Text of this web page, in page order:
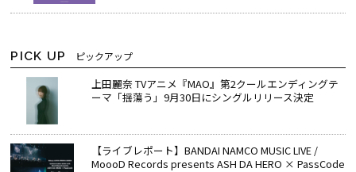
PICK UP ピックアップ
上田麗奈 TVアニメ『MAO』第2クールエンディングテ
ーマ「揺蕩う」9月30日にシングルリリース決定
【ライブレポート】BANDAI NAMCO MUSIC LIVE /
MoooD Records presents ASH DA HERO × PassCode